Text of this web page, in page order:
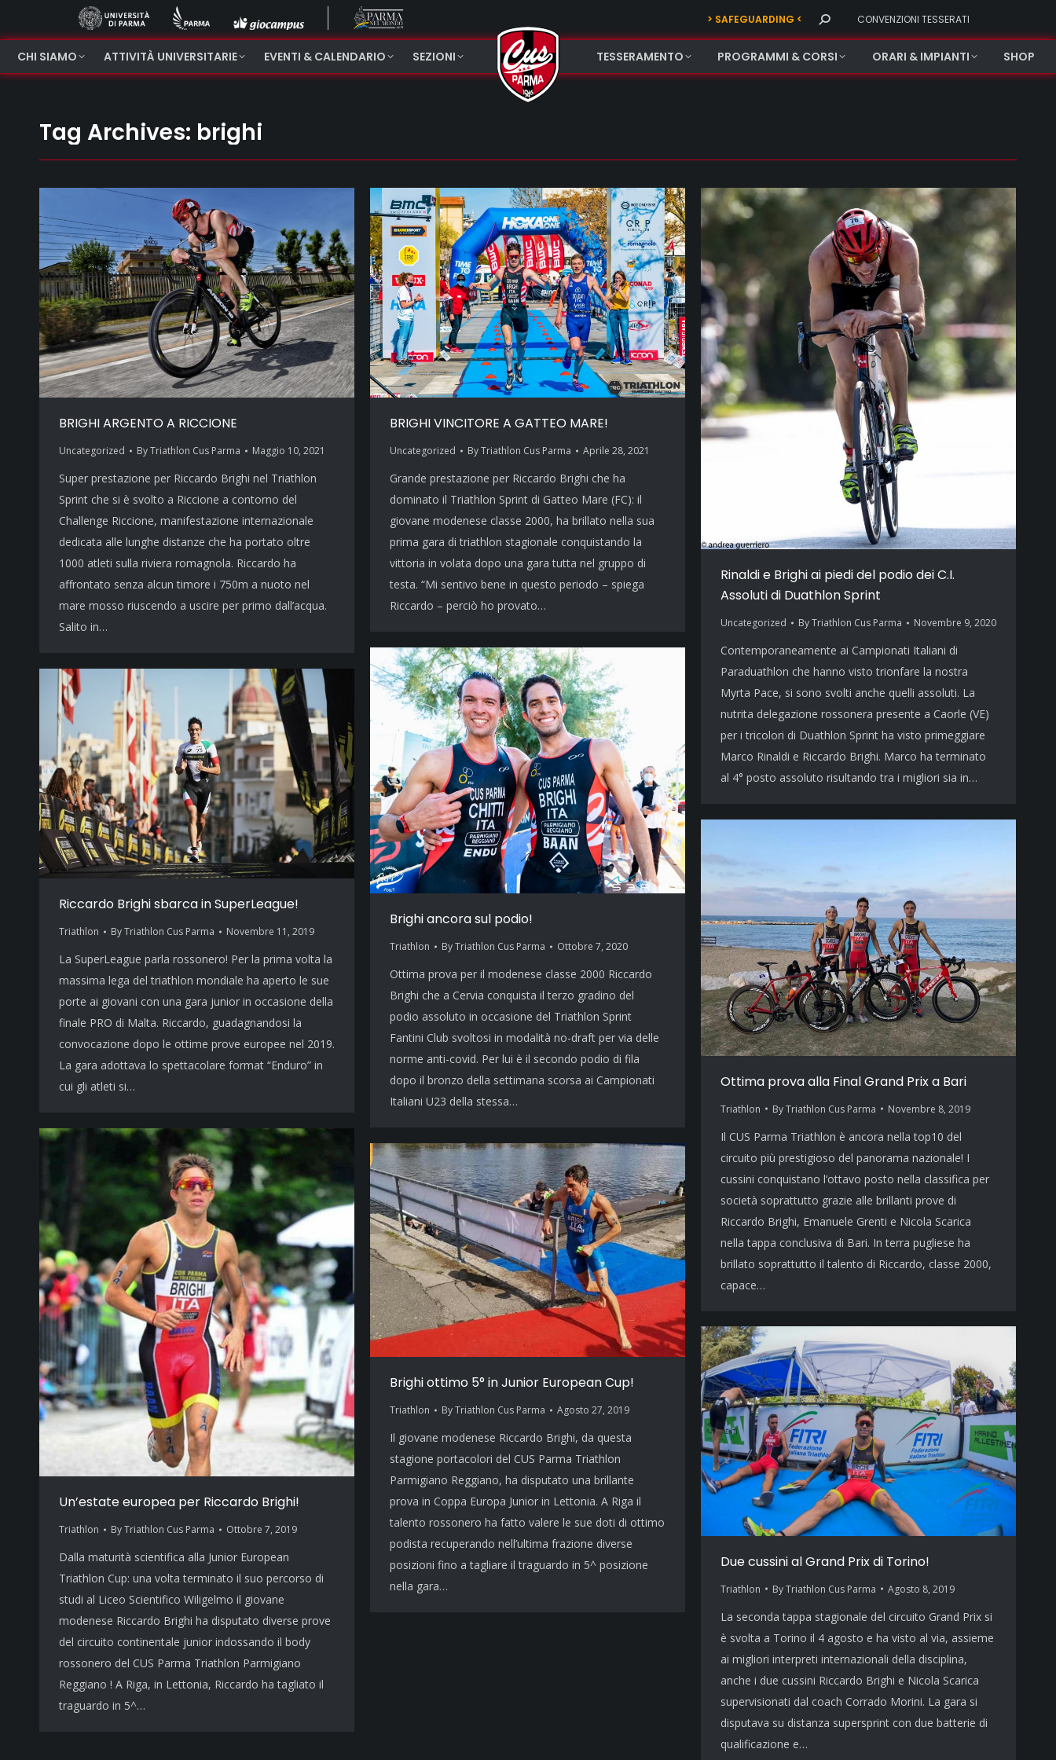
> SAFEGUARDING < Search: CONVENZIONI TESSERATI
CHI SIAMO ATTIVITÀ UNIVERSITARIE EVENTI & CALENDARIO SEZIONI TESSERAMENTO PROGRAMMI & CORSI ORARI & IMPIANTI SHOP
Tag Archives: brighi
BRIGHI ARGENTO A RICCIONE
Uncategorized ByTriathlon Cus Parma Maggio 10, 2021
Super prestazione per Riccardo Brighi nel Triathlon
Sprint che si è svolto a Riccione a contorno del
Challenge Riccione, manifestazione internazionale
dedicata alle lunghe distanze che ha portato oltre
1000 atleti sulla riviera romagnola. Riccardo ha
affrontato senza alcun timore i 750m a nuoto nel
mare mosso riuscendo a uscire per primo dall’acqua.
Salito in…
BRIGHI VINCITORE A GATTEO MARE!
Uncategorized ByTriathlon Cus Parma Aprile 28, 2021
Grande prestazione per Riccardo Brighi che ha
dominato il Triathlon Sprint di Gatteo Mare (FC): il
giovane modenese classe 2000, ha brillato nella sua
prima gara di triathlon stagionale conquistando la
vittoria in volata dopo una gara tutta nel gruppo di
testa. “Mi sentivo bene in questo periodo – spiega
Riccardo – perciò ho provato…
Rinaldi e Brighi ai piedi del podio dei C.I.
Assoluti di Duathlon Sprint
Uncategorized ByTriathlon Cus Parma Novembre 9, 2020
Contemporaneamente ai Campionati Italiani di
Paraduathlon che hanno visto trionfare la nostra
Myrta Pace, si sono svolti anche quelli assoluti. La
nutrita delegazione rossonera presente a Caorle (VE)
per i tricolori di Duathlon Sprint ha visto primeggiare
Marco Rinaldi e Riccardo Brighi. Marco ha terminato
al 4° posto assoluto risultando tra i migliori sia in…
Brighi ancora sul podio!
Triathlon ByTriathlon Cus Parma Ottobre 7, 2020
Ottima prova per il modenese classe 2000 Riccardo
Brighi che a Cervia conquista il terzo gradino del
podio assoluto in occasione del Triathlon Sprint
Fantini Club svoltosi in modalità no-draft per via delle
norme anti-covid. Per lui è il secondo podio di fila
dopo il bronzo della settimana scorsa ai Campionati
Italiani U23 della stessa…
Riccardo Brighi sbarca in SuperLeague!
Triathlon ByTriathlon Cus Parma Novembre 11, 2019
La SuperLeague parla rossonero! Per la prima volta la
massima lega del triathlon mondiale ha aperto le sue
porte ai giovani con una gara junior in occasione della
finale PRO di Malta. Riccardo, guadagnandosi la
convocazione dopo le ottime prove europee nel 2019.
La gara adottava lo spettacolare format “Enduro” in
cui gli atleti si…
Ottima prova alla Final Grand Prix a Bari
Triathlon ByTriathlon Cus Parma Novembre 8, 2019
Il CUS Parma Triathlon è ancora nella top10 del
circuito più prestigioso del panorama nazionale! I
cussini conquistano l’ottavo posto nella classifica per
società soprattutto grazie alle brillanti prove di
Riccardo Brighi, Emanuele Grenti e Nicola Scarica
nella tappa conclusiva di Bari. In terra pugliese ha
brillato soprattutto il talento di Riccardo, classe 2000,
capace…
Un’estate europea per Riccardo Brighi!
Triathlon ByTriathlon Cus Parma Ottobre 7, 2019
Dalla maturità scientifica alla Junior European
Triathlon Cup: una volta terminato il suo percorso di
studi al Liceo Scientifico Wiligelmo il giovane
modenese Riccardo Brighi ha disputato diverse prove
del circuito continentale junior indossando il body
rossonero del CUS Parma Triathlon Parmigiano
Reggiano ! A Riga, in Lettonia, Riccardo ha tagliato il
traguardo in 5^…
Brighi ottimo 5° in Junior European Cup!
Triathlon ByTriathlon Cus Parma Agosto 27, 2019
Il giovane modenese Riccardo Brighi, da questa
stagione portacolori del CUS Parma Triathlon
Parmigiano Reggiano, ha disputato una brillante
prova in Coppa Europa Junior in Lettonia. A Riga il
talento rossonero ha fatto valere le sue doti di ottimo
podista recuperando nell’ultima frazione diverse
posizioni fino a tagliare il traguardo in 5^ posizione
nella gara…
Due cussini al Grand Prix di Torino!
Triathlon ByTriathlon Cus Parma Agosto 8, 2019
La seconda tappa stagionale del circuito Grand Prix si
è svolta a Torino il 4 agosto e ha visto al via, assieme
ai migliori interpreti internazionali della disciplina,
anche i due cussini Riccardo Brighi e Nicola Scarica
supervisionati dal coach Corrado Morini. La gara si
disputava su distanza supersprint con due batterie di
qualificazione e…